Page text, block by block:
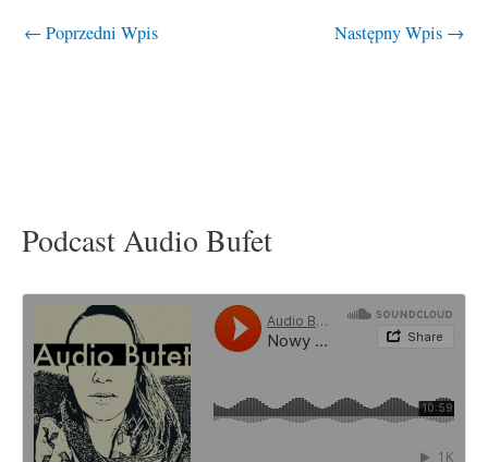
← Poprzedni Wpis Następny Wpis →
Podcast Audio Bufet